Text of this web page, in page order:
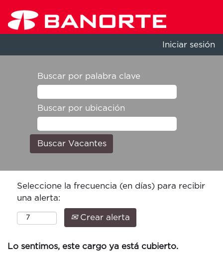
Iniciar sesión
Buscar por palabra clave
Buscar por ubicación
Seleccione la frecuencia (en días) para recibir
una alerta:
Crear alerta
Lo sentimos, este cargo ya está cubierto.